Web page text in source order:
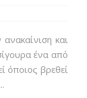
και
ένα από
όποιος βρεθεί